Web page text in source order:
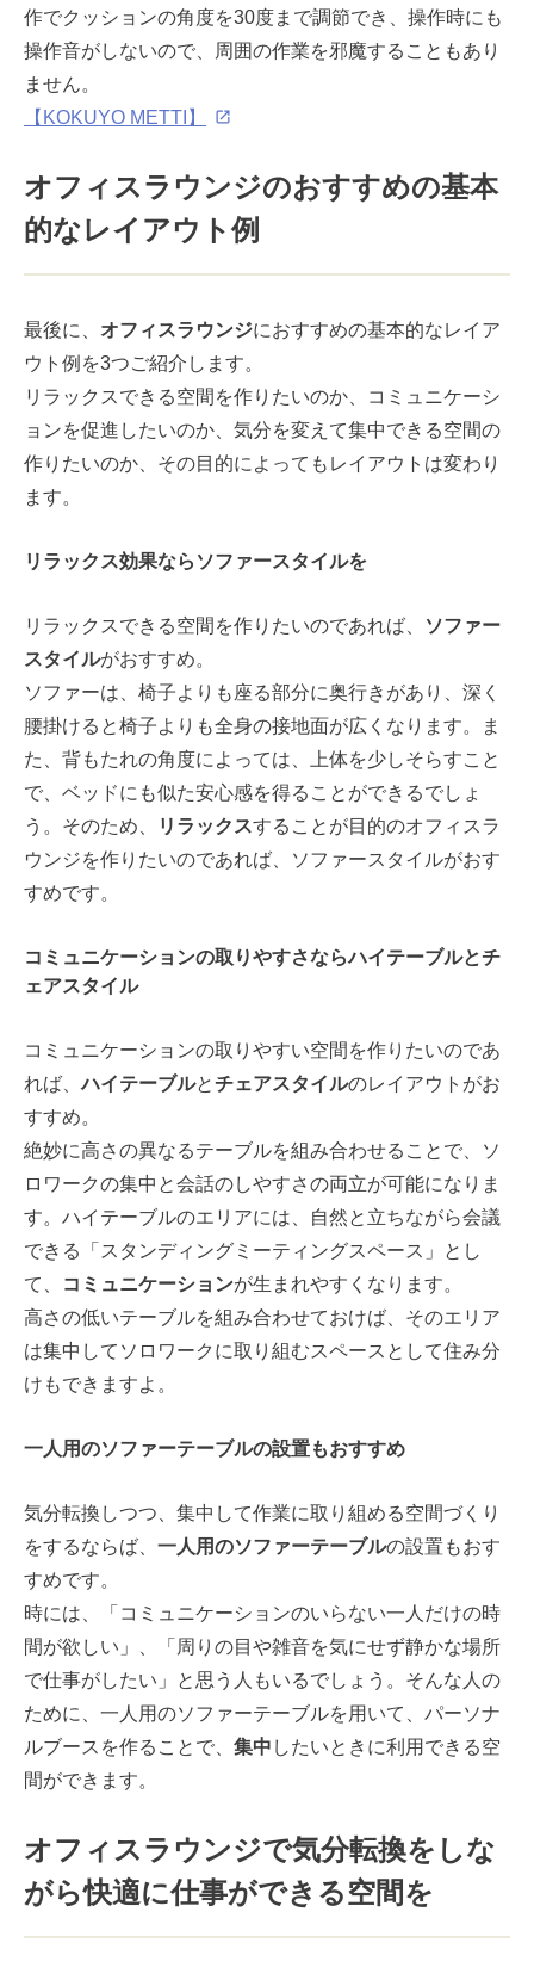
作でクッションの角度を30度まで調節でき、操作時にも
操作音がしないので、周囲の作業を邪魔することもあり
ません。
【KOKUYO METTI】
オフィスラウンジのおすすめの基本
的なレイアウト例
最後に、 オフィスラウンジにおすすめの基本的なレイア
ウト例を3つご紹介します。
リラックスできる空間を作りたいのか、コミュニケーシ
ョンを促進したいのか、気分を変えて集中できる空間の
作りたいのか、その目的によってもレイアウトは変わり
ます。
リラックス効果ならソファースタイルを
リラックスできる空間を作りたいのであれば、
ソファー
スタイルがおすすめ。
ソファーは、椅子よりも座る部分に奥行きがあり、深く
腰掛けると椅子よりも全身の接地面が広くなります。ま
た、背もたれの角度によっては、上体を少しそらすこと
で、ベッドにも似た安心感を得ることができるでしょ
う。そのため、
リラックスすることが目的のオフィスラ
ウンジを作りたいのであれば、ソファースタイルがおす
すめです。
コミュニケーションの取りやすさならハイテーブルとチ
ェアスタイル
コミュニケーションの取りやすい空間を作りたいのであ
れば、ハイテーブルとチェアスタイルのレイアウトがお
すすめ。
絶妙に高さの異なるテーブルを組み合わせることで、ソ
ロワークの集中と会話のしやすさの両立が可能になりま
す。ハイテーブルのエリアには、自然と立ちながら会議
できる「スタンディングミーティングスペース」とし
て、
コミュニケーションが生まれやすくなります。
高さの低いテーブルを組み合わせておけば、そのエリア
は集中してソロワークに取り組むスペースとして住み分
けもできますよ。
一人用のソファーテーブルの設置もおすすめ
気分転換しつつ、集中して作業に取り組める空間づくり
をするならば、 一人用のソファーテーブルの設置もおす
すめです。
時には、「コミュニケーションのいらない一人だけの時
間が欲しい」、「周りの目や雑音を気にせず静かな場所
で仕事がしたい」と思う人もいるでしょう。そんな人の
ために、一人用のソファーテーブルを用いて、パーソナ
ルブースを作ることで、 集中 したいときに利用できる空
間ができます。
オフィスラウンジで気分転換をしな
がら快適に仕事ができる空間を